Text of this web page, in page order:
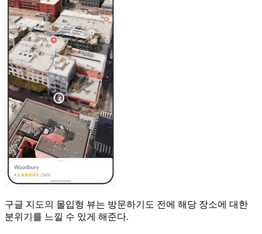
구글 지도의 몰입형 뷰는 방문하기도 전에 해당 장소에 대한
분위기를 느낄 수 있게 해준다.